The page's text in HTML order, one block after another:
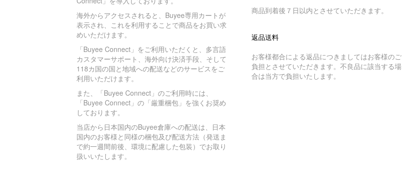
海外からアクセスされると、Buyee専用カートが
表示され、これを利用することで商品をお買い求
めいただけます。
「Buyee Connect」をご利用いただくと、多言語
カスタマーサポート、海外向け決済手段、そして
118カ国の国と地域への配送などのサービスをご
利用いただけます。
また、「Buyee Connect」のご利用時には、
「Buyee Connect」の「厳重梱包」を強くお奨め
しております。
当店から日本国内のBuyee倉庫への配送は、日本
国内のお客様と同様の梱包及び配送方法（発送ま
で約一週間前後、環境に配慮した包装）でお取り
扱いいたします。
商品到着後７日以内とさせていただきます。
返品送料
お客様都合による返品につきましてはお客様のご
負担とさせていただきます。不良品に該当する場
合は当方で負担いたします。